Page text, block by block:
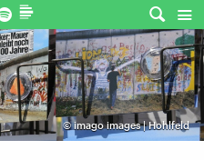
©imago images | Hohlfeld